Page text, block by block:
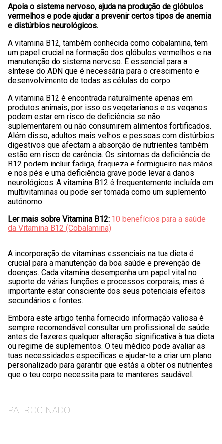
Apoia o sistema nervoso, ajuda na produção de glóbulos
vermelhos e pode ajudar a prevenir certos tipos de anemia
e distúrbios neurológicos.
A vitamina B12, também conhecida como cobalamina, tem
um papel crucial na formação dos glóbulos vermelhos e na
manutenção do sistema nervoso. É essencial para a
síntese do ADN que é necessária para o crescimento e
desenvolvimento de todas as células do corpo.
A vitamina B12 é encontrada naturalmente apenas em
produtos animais, por isso os vegetarianos e os veganos
podem estar em risco de deficiência se não
suplementarem ou não consumirem alimentos fortificados.
Além disso, adultos mais velhos e pessoas com distúrbios
digestivos que afectam a absorção de nutrientes também
estão em risco de carência. Os sintomas da deficiência de
B12 podem incluir fadiga, fraqueza e formigueiro nas mãos
e nos pés e uma deficiência grave pode levar a danos
neurológicos. A vitamina B12 é frequentemente incluída em
multivitaminas ou pode ser tomada como um suplemento
autónomo.
Ler mais sobre Vitamina B12: 10 benefícios para a saúde
da Vitamina B12 (Cobalamina)
A incorporação de vitaminas essenciais na tua dieta é
crucial para a manutenção da boa saúde e prevenção de
doenças. Cada vitamina desempenha um papel vital no
suporte de várias funções e processos corporais, mas é
importante estar consciente dos seus potenciais efeitos
secundários e fontes.
Embora este artigo tenha fornecido informação valiosa é
sempre recomendável consultar um profissional de saúde
antes de fazeres qualquer alteração significativa à tua dieta
ou regime de suplementos. O teu médico pode avaliar as
tuas necessidades específicas e ajudar-te a criar um plano
personalizado para garantir que estás a obter os nutrientes
que o teu corpo necessita para te manteres saudável.
PATROCINADO